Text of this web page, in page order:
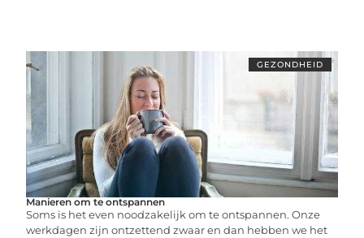
GEZONDHEID
Manieren om te ontspannen
Soms is het even noodzakelijk om te ontspannen. Onze
werkdagen zijn ontzettend zwaar en dan hebben we het